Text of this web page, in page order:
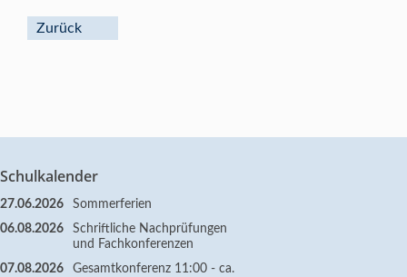
Zurück
Schulkalender
27.06.2026
Sommerferien
06.08.2026
Schriftliche Nachprüfungen
und Fachkonferenzen
07.08.2026
Gesamtkonferenz 11:00 - ca.